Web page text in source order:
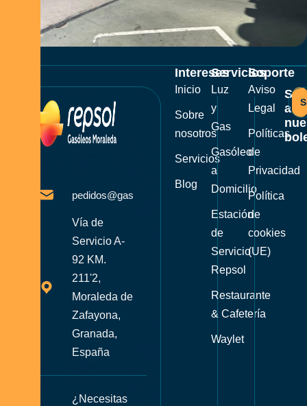
pedidos@gasoleosmoraleda.com
Vía de
Servicio A-
92 KM.
211'2,
Moraleda de
Zafayona,
Granada,
España
¿Necesitas
Intereses
Inicio
Sobre
nosotros
Servicios
Blog
Servicios
Luz
y
Gas
Gasóleo
a
Domicilio
Estación
de
Servicio
Repsol
Restaurante
& Cafetería
Waylet
Soporte
Aviso
Legal
Políticas
de
Privacidad
Política
de
cookies
(UE)
a